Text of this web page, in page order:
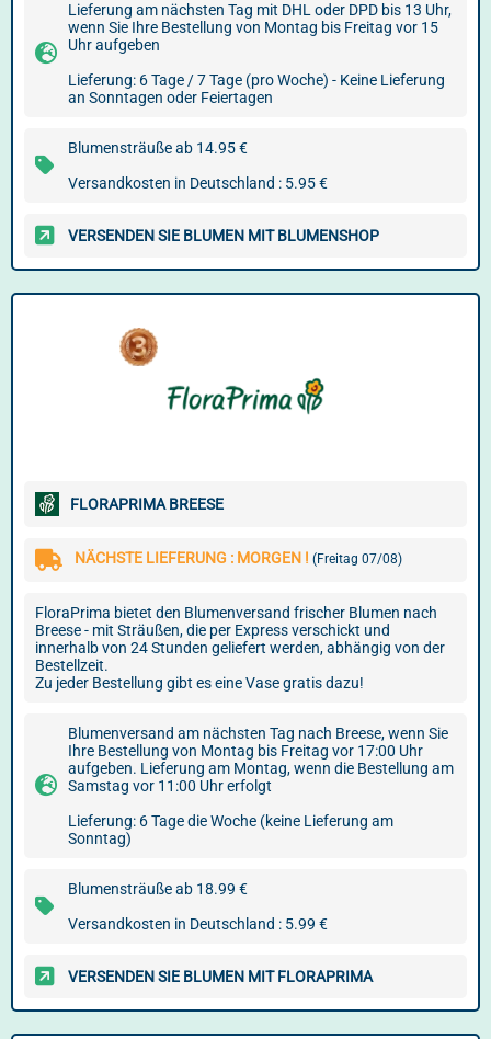
Lieferung am nächsten Tag mit DHL oder DPD bis 13 Uhr,
wenn Sie Ihre Bestellung von Montag bis Freitag vor 15
Uhr aufgeben
Lieferung: 6 Tage / 7 Tage (pro Woche) - Keine Lieferung
an Sonntagen oder Feiertagen
Blumensträuße ab 14.95 €
Versandkosten in Deutschland : 5.95 €
VERSENDEN SIE BLUMEN MIT BLUMENSHOP
FLORAPRIMA BREESE
NÄCHSTE LIEFERUNG : MORGEN ! (Freitag 07/08)
FloraPrima bietet den Blumenversand frischer Blumen nach
Breese - mit Sträußen, die per Express verschickt und
innerhalb von 24 Stunden geliefert werden, abhängig von der
Bestellzeit.
Zu jeder Bestellung gibt es eine Vase gratis dazu!
Blumenversand am nächsten Tag nach Breese, wenn Sie
Ihre Bestellung von Montag bis Freitag vor 17:00 Uhr
aufgeben. Lieferung am Montag, wenn die Bestellung am
Samstag vor 11:00 Uhr erfolgt
Lieferung: 6 Tage die Woche (keine Lieferung am
Sonntag)
Blumensträuße ab 18.99 €
Versandkosten in Deutschland : 5.99 €
VERSENDEN SIE BLUMEN MIT FLORAPRIMA